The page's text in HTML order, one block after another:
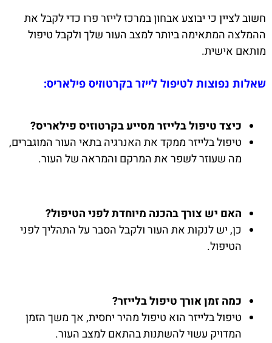
חשוב לציין כי יבוצע אבחון במרכז לייזר פרו כדי לקבל את
ההמלצה המתאימה ביותר למצב העור שלך ולקבל טיפול
מותאם אישית.
שאלות נפוצות לטיפול לייזר בקרטוזיס פילאריס:
כיצד טיפול בלייזר מסייע בקרטוזיס פילאריס?
טיפול בלייזר ממקד את האנרגיה בתאי העור המוגברים,
מה שעוזר לשפר את המרקם והמראה של העור.
האם יש צורך בהכנה מיוחדת לפני הטיפול?
כן, יש לנקות את העור ולקבל הסבר על התהליך לפני
הטיפול.
כמה זמן אורך טיפול בלייזר?
טיפול בלייזר הוא טיפול מהיר יחסית, אך משך הזמן
המדויק עשוי להשתנות בהתאם למצב העור.